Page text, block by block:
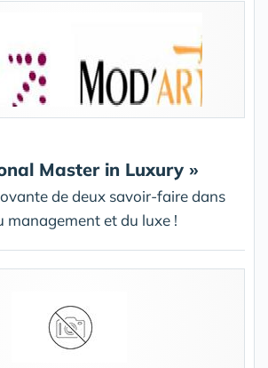
Master in Luxury »
de deux savoir-faire dans
management et du luxe !